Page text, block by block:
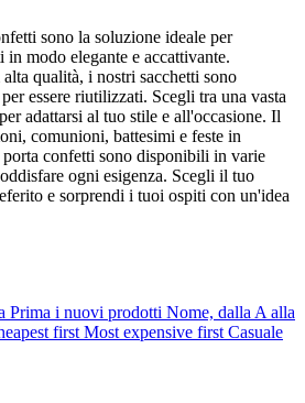
sono la soluzione ideale per
modo elegante e accattivante.
qualità, i nostri sacchetti sono
essere riutilizzati. Scegli tra una vasta
adattarsi al tuo stile e all'occasione. Il
comunioni, battesimi e feste in
porta confetti sono disponibili in varie
ogni esigenza. Scegli il tuo
e sorprendi i tuoi ospiti con un'idea
Prima i nuovi prodotti Nome, dalla A alla
firstMost expensive firstCasuale